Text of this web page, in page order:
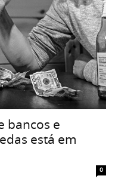
bancos e
está em
0